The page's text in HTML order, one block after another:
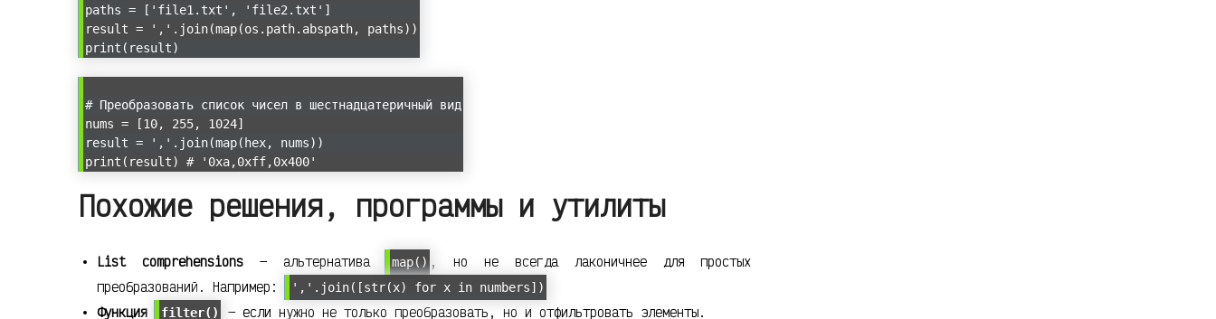
paths = ['file1.txt', 'file2.txt']
result = ','.join(map(os.path.abspath, paths))
print(result)
# Преобразовать список чисел в шестнадцатеричный вид
nums = [10, 255, 1024]
result = ','.join(map(hex, nums))
print(result) # '0xa,0xff,0x400'
Похожие решения, программы и утилиты
List comprehensions— альтернатива map() , но не всегда лаконичнее для простых
преобразований. Например:
','.join([str(x) for x in numbers])
Функция filter() — если нужно не только преобразовать, но и отфильтровать элементы.